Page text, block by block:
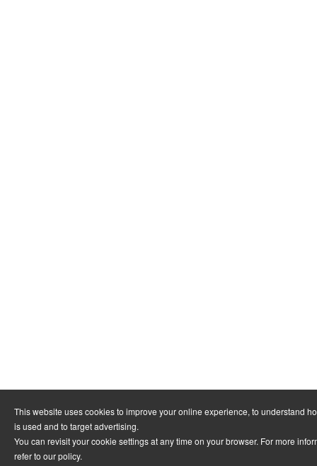
This website uses cookies to improve your online experience, to understand
is used and to target advertising.
You can revisit your cookie settings at any time on your browser. For more
refer to our policy.